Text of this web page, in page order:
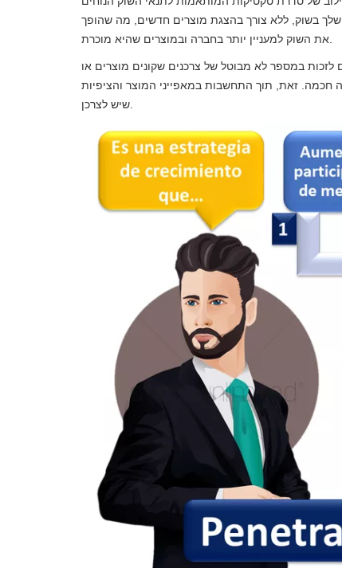
בשוק, ללא צורך בהצגת מוצרים חדשים, מה שהופך
במספר לא מבוטל של צרכנים שקונים מוצרים או
חכמה. זאת, תוך התחשבות במאפייני המוצר והציפיות